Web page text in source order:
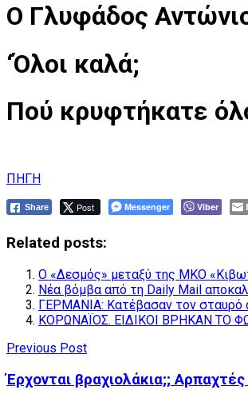
Ο Γλυφάδος
‘Όλοι καλά;
Πού κρυφτήκατε
ΠΗΓΗ
Share Post Messenger Viber
Related posts:
Ο «Δεσμός» μεταξύ της ΜΚΟ
Νέα βόμβα από τη Daily Mail
ΓΕΡΜΑΝΙΑ: Κατέβασαν τον σταυρό
ΚΟΡΩΝΑΪΟΣ. ΕΙΔΙΚΟΙ ΒΡΗΚΑΝ ΤΟ
Previous Post
Έρχονται βραχιολάκια;;